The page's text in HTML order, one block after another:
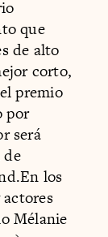
que
de alto
corto,
premio
por
será
los
Mélanie